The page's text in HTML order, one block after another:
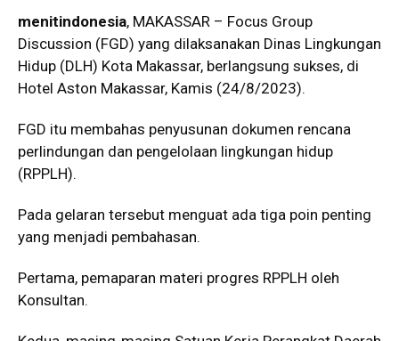
menitindonesia, MAKASSAR – Focus Group
Discussion (FGD) yang dilaksanakan Dinas Lingkungan
Hidup (DLH) Kota Makassar, berlangsung sukses, di
Hotel Aston Makassar, Kamis (24/8/2023).
FGD itu membahas penyusunan dokumen rencana
perlindungan dan pengelolaan lingkungan hidup
(RPPLH).
Pada gelaran tersebut menguat ada tiga poin penting
yang menjadi pembahasan.
Pertama, pemaparan materi progres RPPLH oleh
Konsultan.